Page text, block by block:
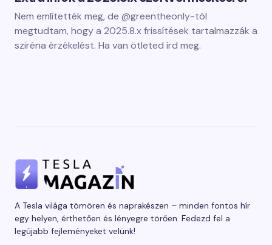
Nem említették meg, de @greentheonly-tól
megtudtam, hogy a 2025.8.x frissítések tartalmazzák a
sziréna érzékelést. Ha van ötleted írd meg.
A Tesla világa tömören és naprakészen – minden fontos hír
egy helyen, érthetően és lényegre törően. Fedezd fel a
legújabb fejleményeket velünk!